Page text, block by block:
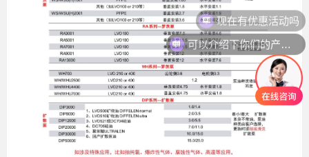
可以介绍下你们的产品么